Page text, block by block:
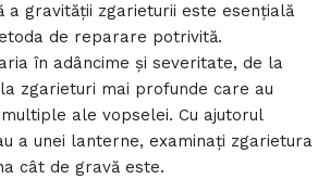
a gravității zgarieturii este esențială
de reparare potrivită.
în adâncime și severitate, de la
zgarieturi mai profunde care au
ale vopselei. Cu ajutorul
a unei lanterne, examinați zgarietura
cât de gravă este.